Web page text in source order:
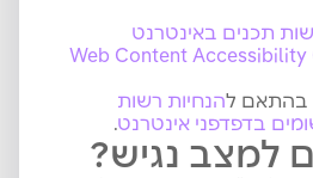
תכנים באינטרנט
Web Content Accessibility
בהתאם להנחיות רשות
בדפדפני אינטרנט.
למצב נגיש?